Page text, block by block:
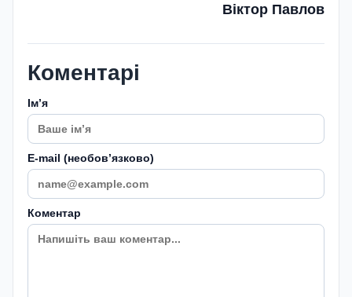
Віктор Павлов
Коментарі
Імʼя
E-mail (необовʼязково)
Коментар